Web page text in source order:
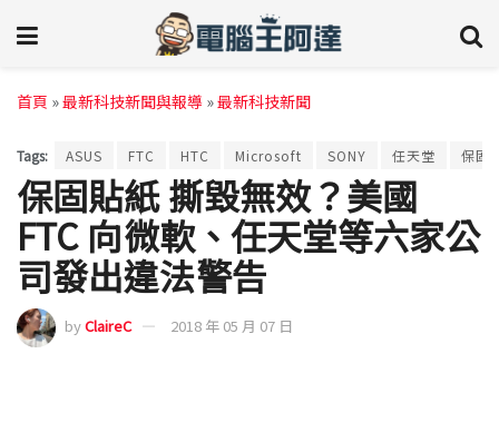
首頁 »最新科技新聞與報導 »最新科技新聞
Tags: ASUS FTC HTC Microsoft SONY 任天堂 保固
保固貼紙 撕毀無效？美國
FTC 向微軟、任天堂等六家公
司發出違法警告
byClaireC 2018 年 05 月 07 日